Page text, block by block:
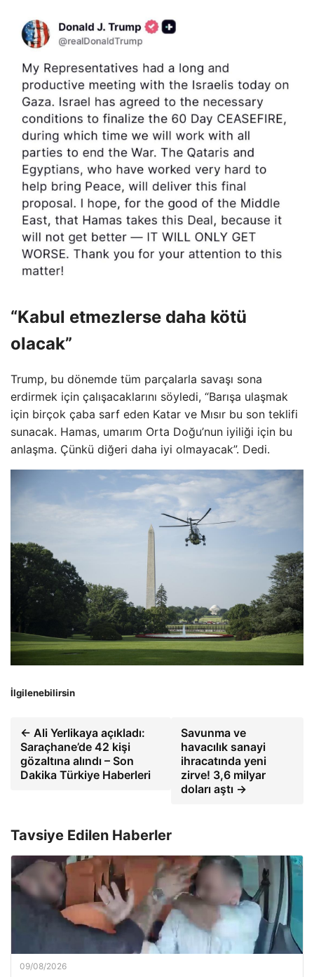
“Kabul etmezlerse daha kötü
olacak”
Trump, bu dönemde tüm parçalarla savaşı sona
erdirmek için çalışacaklarını söyledi, “Barışa ulaşmak
için birçok çaba sarf eden Katar ve Mısır bu son teklifi
sunacak. Hamas, umarım Orta Doğu’nun iyiliği için bu
anlaşma. Çünkü diğeri daha iyi olmayacak”. Dedi.
İlgilenebilirsin
← Ali Yerlikaya açıkladı:
Saraçhane’de 42 kişi
gözaltına alındı – Son
Dakika Türkiye Haberleri
Savunma ve
havacılık sanayi
ihracatında yeni
zirve! 3,6 milyar
doları aştı →
Tavsiye Edilen Haberler
09/08/2026